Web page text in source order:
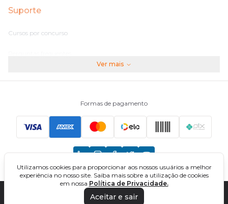
Suporte
Cursos por concurso
Principais Concursos
CNU
TCU
Ver mais
Formas de pagamento
DIREÇÃO CONCURSOS - CURSOS ONLINE PARA CONCURSOS. TODOS OS
Utilizamos cookies para proporcionar aos nossos usuários a melhor
experiência no nosso site. Saiba mais sobre a utilização de cookies
em nossa Política de Privacidade.
Aceitar e sair